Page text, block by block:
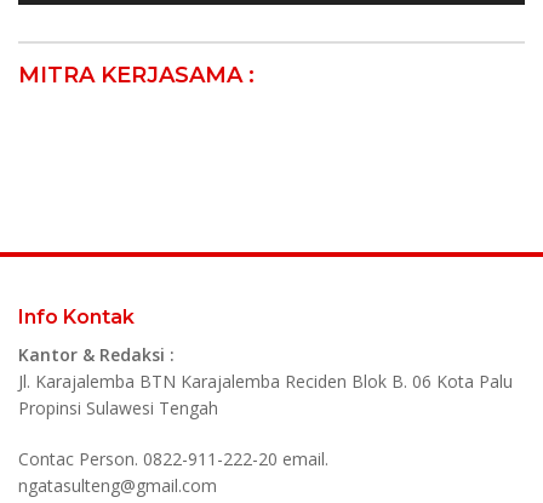
MITRA KERJASAMA :
Info Kontak
Kantor & Redaksi :
Jl. Karajalemba BTN Karajalemba Reciden Blok B. 06 Kota Palu
Propinsi Sulawesi Tengah
Contac Person. 0822-911-222-20 email.
ngatasulteng@gmail.com